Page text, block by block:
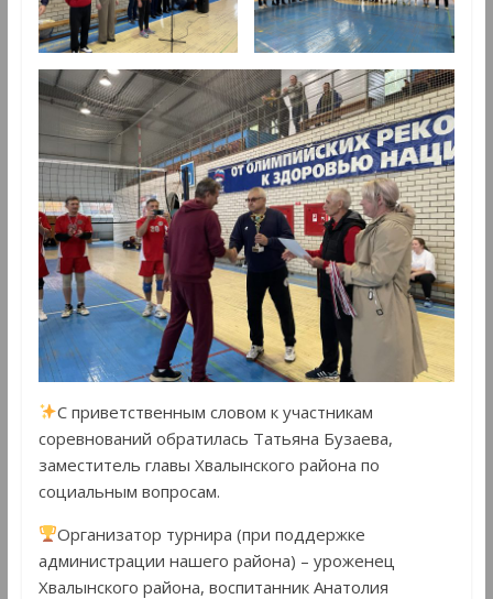
С приветственным словом к участникам
соревнований обратилась Татьяна Бузаева,
заместитель главы Хвалынского района по
социальным вопросам.
Организатор турнира (при поддержке
администрации нашего района) – уроженец
Хвалынского района, воспитанник Анатолия